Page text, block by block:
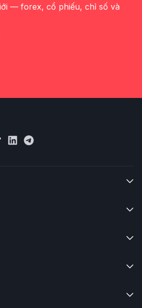
— forex, cổ phiếu, chỉ số và




